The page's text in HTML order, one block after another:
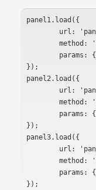
panel1.load({
});
panel2.load({
});
panel3.load({